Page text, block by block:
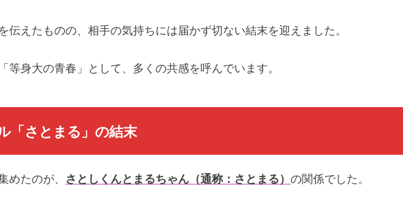
伝えたものの、相手の気持ちには届かず切ない結末を迎えました。
等身大の青春」として、多くの共感を呼んでいます。
「さとまる」の結末
めたのが、 さとしくんとまるちゃん（通称：さとまる） の関係でした。